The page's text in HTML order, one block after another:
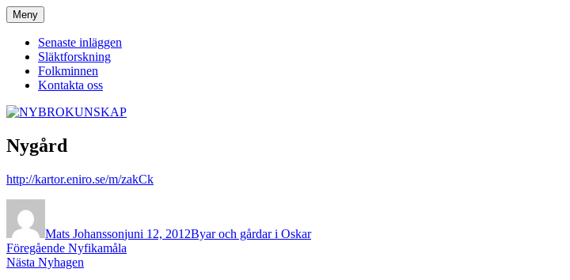
Hoppa
till
innehåll
NYBROKUNSKAP
Meny
Senaste inläggen
Släktforskning
Folkminnen
Kontakta oss
Nygård
http://kartor.eniro.se/m/zakCk
Mats Johanssonjuni 12, 2012Byar och gårdar i Oskar
Inläggsnavigering
Föregående Föregående
inlägg:
Nyfikamåla
Nästa Nästa
Nyhagen